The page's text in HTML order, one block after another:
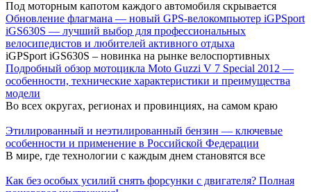
Под моторным капотом каждого автомобиля скрывается
Обновление флагмана — новый GPS-велокомпьютер iGPSport
iGS630S — лучший выбор для профессиональных
велосипедистов и любителей активного отдыха
iGPSport iGS630S – новинка на рынке велоспортивных
Подробный обзор мотоцикла Moto Guzzi V 7 Special 2012 —
особенности, технические характеристики и преимущества
модели
Во всех округах, регионах и провинциях, на самом краю
Этилированный и неэтилированный бензин — ключевые
особенности и применение в Российской Федерации
В мире, где технологии с каждым днем становятся все
Как без особых усилий снять форсунки с двигателя? Полная